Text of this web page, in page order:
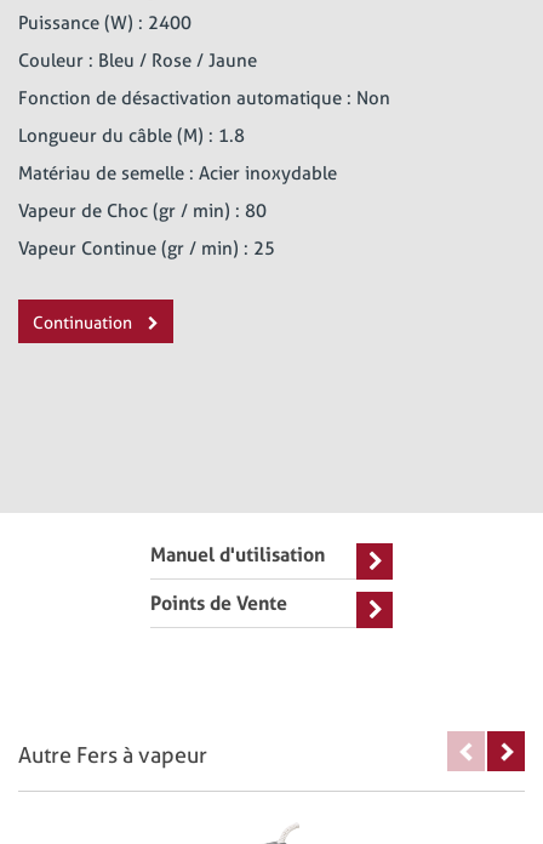
Puissance (W) : 2400
Couleur : Bleu / Rose / Jaune
Fonction de désactivation automatique : Non
Longueur du câble (M) : 1.8
Matériau de semelle : Acier inoxydable
Vapeur de Choc (gr / min) : 80
Vapeur Continue (gr / min) : 25
Continuation
Manuel d'utilisation
Points de Vente
Autre Fers à vapeur